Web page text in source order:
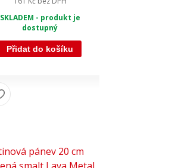
SKLADEM - produkt je
dostupný
Přidat do košíku